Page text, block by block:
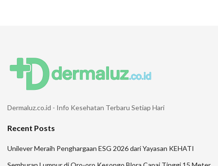
Dermaluz.co.id - Info Kesehatan Terbaru Setiap Hari
Recent Posts
Unilever Meraih Penghargaan ESG 2026 dari Yayasan KEHATI